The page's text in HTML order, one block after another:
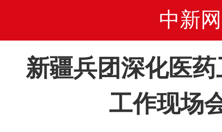
中新网
新疆兵团深化医
工作现场